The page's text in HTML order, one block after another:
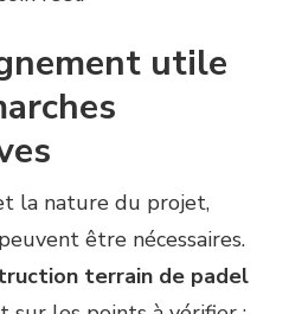
utile
la nature du projet,
être nécessaires.
terrain de padel